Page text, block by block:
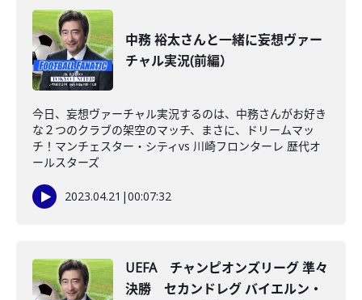
中務 裕太さんと一緒に妄想ヴァー
チャル実況(前編）
今日、妄想ヴァーチャル実況するのは、中務さんがお好き
な２つのクラブの架空のマッチ、まさに、ドリームマッ
チ！マンチェスター・シティvs 川崎フロンターレ 歴代オ
ールスターズ
2023.04.21 |00:07:32
UEFA チャンピオンズリーグ 準々
決勝 セカンドレグ バイエルン・